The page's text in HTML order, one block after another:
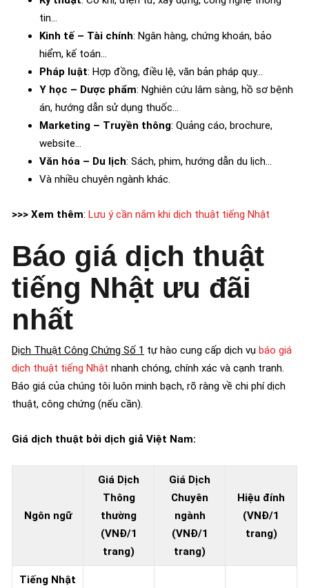
tin…
Kinh tế – Tài chính: Ngân hàng, chứng khoán, bảo
hiểm, kế toán…
Pháp luật: Hợp đồng, điều lệ, văn bản pháp quy…
Y học – Dược phẩm: Nghiên cứu lâm sàng, hồ sơ bệnh
án, hướng dẫn sử dụng thuốc…
Marketing – Truyền thông: Quảng cáo, brochure,
website…
Văn hóa – Du lịch: Sách, phim, hướng dẫn du lịch…
Và nhiều chuyên ngành khác.
>>> Xem thêm: Lưu ý cần nắm khi dịch thuật tiếng Nhật
Báo giá dịch thuật
tiếng Nhật ưu đãi
nhất
Dịch Thuật Công Chứng Số 1 tự hào cung cấp dịch vụ báo giá
dịch thuật tiếng Nhật nhanh chóng, chính xác và cạnh tranh.
Báo giá của chúng tôi luôn minh bạch, rõ ràng về chi phí dịch
thuật, công chứng (nếu cần).
Giá dịch thuật bởi dịch giả Việt Nam:
Ngôn ngữ
Giá Dịch
Thông
thường
(VNĐ/1
trang)
Giá Dịch
Chuyên
ngành
(VNĐ/1
trang)
Hiệu đính
(VNĐ/1
trang)
Tiếng Nhật